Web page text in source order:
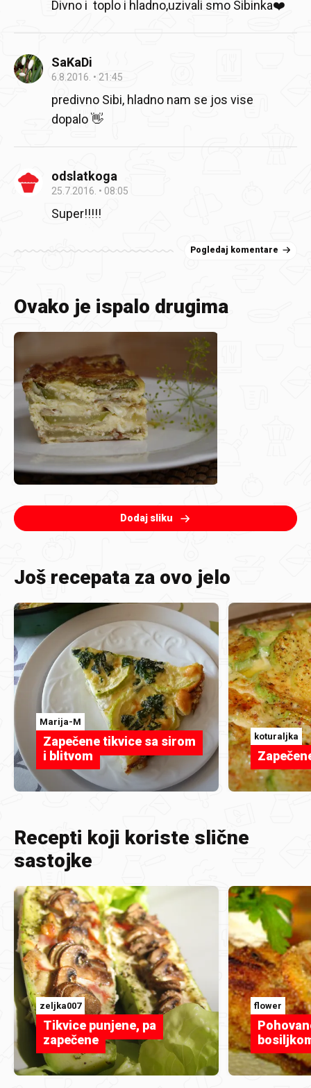
Divno i toplo i hladno,uzivali smo Sibinka❤️
SaKaDi
6.8.2016. 21:45
predivno Sibi, hladno nam se jos vise
dopalo 👋
odslatkoga
25.7.2016. 08:05
Super!!!!!
Pogledaj komentare
Ovako je ispalo drugima
Dodaj sliku
Još recepata za ovo jelo
Marija-M
Zapečene tikvice sa sirom
i blitvom
koturaljka
Recepti koji koriste slične
sastojke
zeljka007
Tikvice punjene, pa
zapečene
flower